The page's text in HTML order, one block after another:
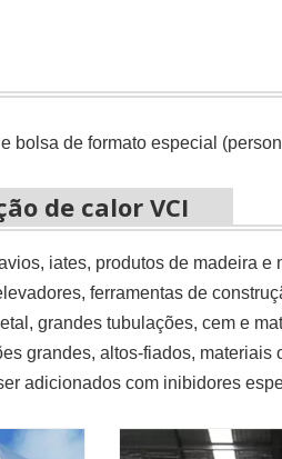
e bolsa de formato especial
de calor VCI
iates, produtos de madeira e
ferramentas de
grandes tubulações, cem e
grandes, altos-fiados, materiais
adicionados com inibidores